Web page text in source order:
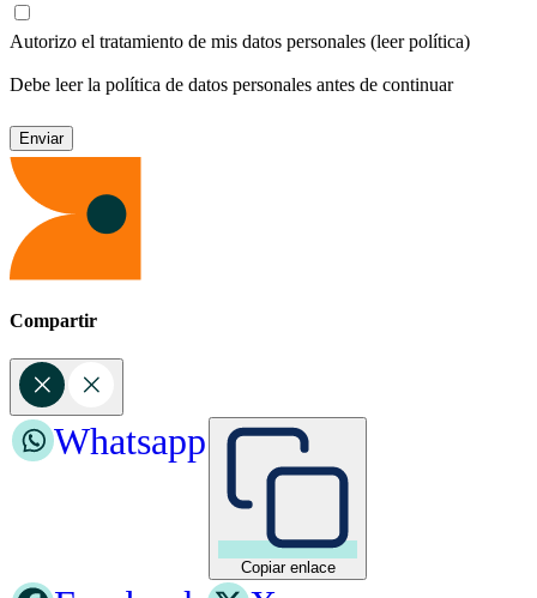
Autorizo el tratamiento de mis datos personales (leer política)
Debe leer la política de datos personales antes de continuar
Compartir
Copiar enlace
Whatsapp